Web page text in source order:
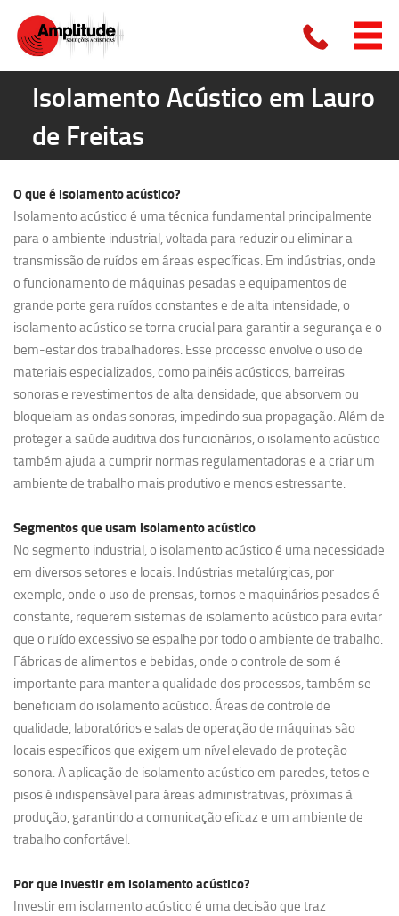
Isolamento Acústico em Lauro
de Freitas
O que é isolamento acústico?
Isolamento acústico é uma técnica fundamental principalmente
para o ambiente industrial, voltada para reduzir ou eliminar a
transmissão de ruídos em áreas específicas. Em indústrias, onde
o funcionamento de máquinas pesadas e equipamentos de
grande porte gera ruídos constantes e de alta intensidade, o
isolamento acústico se torna crucial para garantir a segurança e o
bem-estar dos trabalhadores. Esse processo envolve o uso de
materiais especializados, como painéis acústicos, barreiras
sonoras e revestimentos de alta densidade, que absorvem ou
bloqueiam as ondas sonoras, impedindo sua propagação. Além de
proteger a saúde auditiva dos funcionários, o isolamento acústico
também ajuda a cumprir normas regulamentadoras e a criar um
ambiente de trabalho mais produtivo e menos estressante.
Segmentos que usam isolamento acústico
No segmento industrial, o isolamento acústico é uma necessidade
em diversos setores e locais. Indústrias metalúrgicas, por
exemplo, onde o uso de prensas, tornos e maquinários pesados é
constante, requerem sistemas de isolamento acústico para evitar
que o ruído excessivo se espalhe por todo o ambiente de trabalho.
Fábricas de alimentos e bebidas, onde o controle de som é
importante para manter a qualidade dos processos, também se
beneficiam do isolamento acústico. Áreas de controle de
qualidade, laboratórios e salas de operação de máquinas são
locais específicos que exigem um nível elevado de proteção
sonora. A aplicação de isolamento acústico em paredes, tetos e
pisos é indispensável para áreas administrativas, próximas à
produção, garantindo a comunicação eficaz e um ambiente de
trabalho confortável.
Por que investir em isolamento acústico?
Investir em isolamento acústico é uma decisão que traz